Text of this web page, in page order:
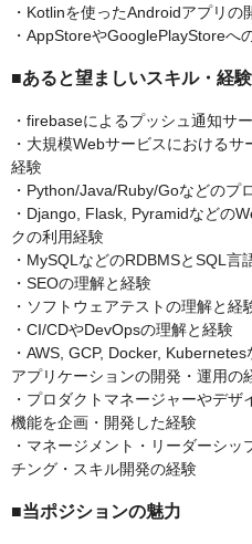
・Kotlinを使ったAndroidアプリの
・AppStoreやGooglePlayStoreへ
■あると望ましいスキル・経験
・firebaseによるプッシュ通知サ
・大規模Webサービスにおける
経験
・Python/Java/Ruby/Goなどのプ
・Django, Flask, Pyramidなどの
クの利用経験
・MySQLなどのRDBMSとSQL言
・SEOの理解と経験
・ソフトウェアテストの理解と経
・CI/CDやDevOpsの理解と経験
・AWS, GCP, Docker,
アプリケーションの開発・運用の
・プロダクトマネージャーやデ
機能を企画・開発した経験
・マネージメント・リーダーシ
チング・スキル開発の経験
■当ポジションの魅力